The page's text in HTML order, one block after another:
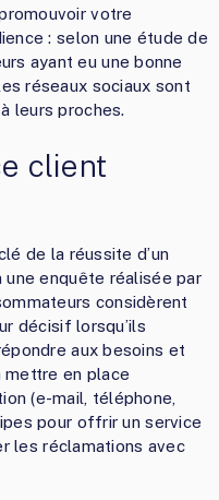
votre
: selon une étude de
ayant eu une bonne
réseaux sociaux sont
leurs proches.
client
de la réussite d’un
enquête réalisée par
considèrent
décisif lorsqu’ils
aux besoins et
en place
(e-mail, téléphone,
pour offrir un service
les réclamations avec